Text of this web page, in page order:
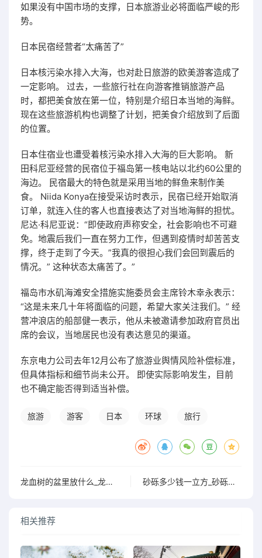
如果没有中国市场的支撑，日本旅游业必将面临严峻的形
势。
日本民宿经营者“太痛苦了”
日本核污染水排入大海，也对赴日旅游的欧美游客造成了
一定影响。 过去，一些旅行社在向游客推销旅游产品
时，都把美食放在第一位，特别是介绍日本当地的海鲜。
现在这些旅游机构也调整了计划，把美食介绍放到了后面
的位置。
日本住宿业也遭受着核污染水排入大海的巨大影响。 新
田科尼亚经营的民宿位于福岛第一核电站以北约60公里的
海边。 民宿最大的特色就是采用当地的鲜鱼来制作美
食。 Niida Konya在接受采访时表示，民宿已经开始取消
订单，就连入住的客人也直接表达了对当地海鲜的担忧。
尼达·科尼亚说：“即使政府声称安全，社会影响也不可避
免。地震后我们一直在努力工作，但遇到疫情时却苦苦支
撑，终于走到了今天。”我真的很担心我们会回到震后的
情况。” 这种状态太痛苦了。”
福岛市水矶海滩安全措施实施委员会主席铃木幸永表示：
“这是未来几十年将面临的问题，希望大家关注我们。” 经
营冲浪店的船部健一表示，他从未被邀请参加政府官员出
席的会议，当地居民也没有表达意见的渠道。
东京电力公司去年12月公布了旅游业舆情风险补偿标准，
但具体指标和细节尚未公开。 即使实际影响发生，目前
也不确定能否得到适当补偿。
旅游 游客 日本 环球 旅行
龙血树的盆里放什么_龙血树用什么盆 砂砾多少钱一立方_砂砾一立方多少吨?
相关推荐